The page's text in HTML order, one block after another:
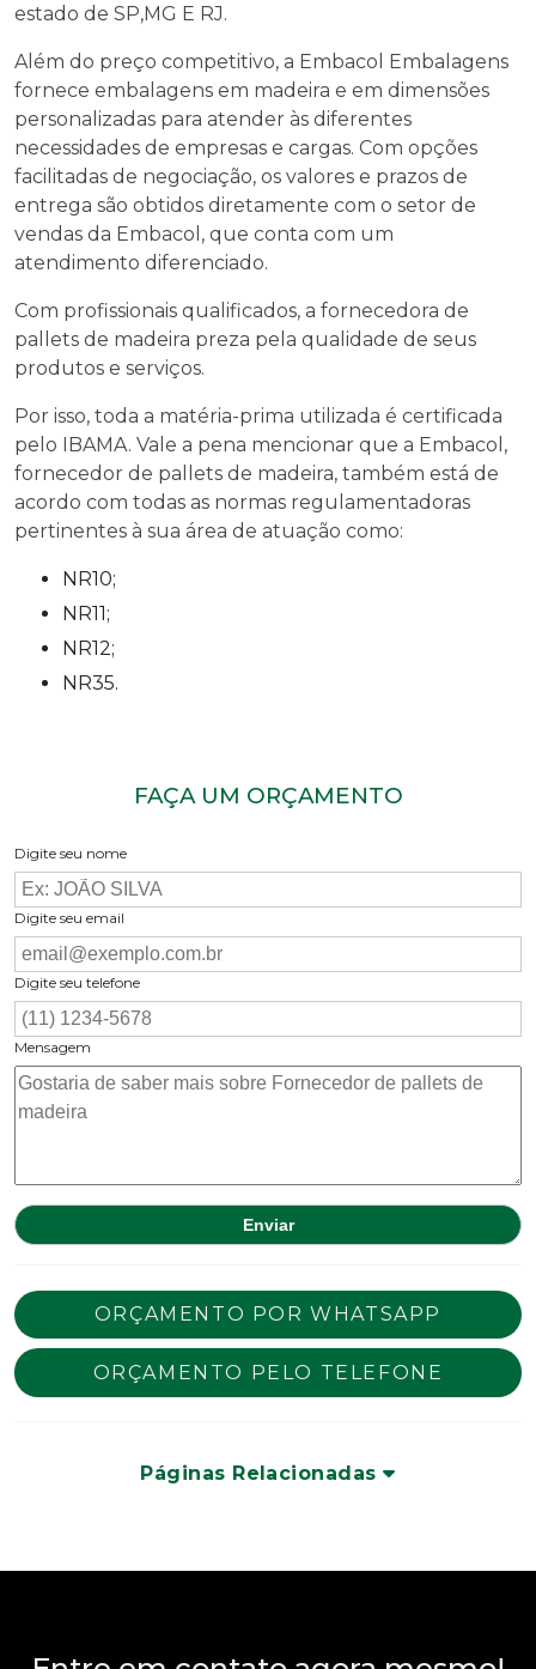
estado de SP,MG E RJ.
Além do preço competitivo, a Embacol Embalagens
fornece embalagens em madeira e em dimensões
personalizadas para atender às diferentes
necessidades de empresas e cargas. Com opções
facilitadas de negociação, os valores e prazos de
entrega são obtidos diretamente com o setor de
vendas da Embacol, que conta com um
atendimento diferenciado.
Com profissionais qualificados, a fornecedora de
pallets de madeira preza pela qualidade de seus
produtos e serviços.
Por isso, toda a matéria-prima utilizada é certificada
pelo IBAMA. Vale a pena mencionar que a Embacol,
fornecedor de pallets de madeira, também está de
acordo com todas as normas regulamentadoras
pertinentes à sua área de atuação como:
NR10;
NR11;
NR12;
NR35.
FAÇA UM ORÇAMENTO
Digite seu nome
Digite seu email
Digite seu telefone
Mensagem
ORÇAMENTO POR WHATSAPP
ORÇAMENTO PELO TELEFONE
Páginas Relacionadas